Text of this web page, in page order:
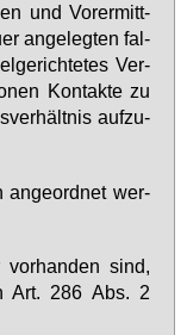
und Vor­er­mitt­
an­ge­leg­ten fal­
Ver­
Kon­tak­te zu
auf­zu­
an­ge­ord­net wer­
sind,
Art. 286 Abs. 2